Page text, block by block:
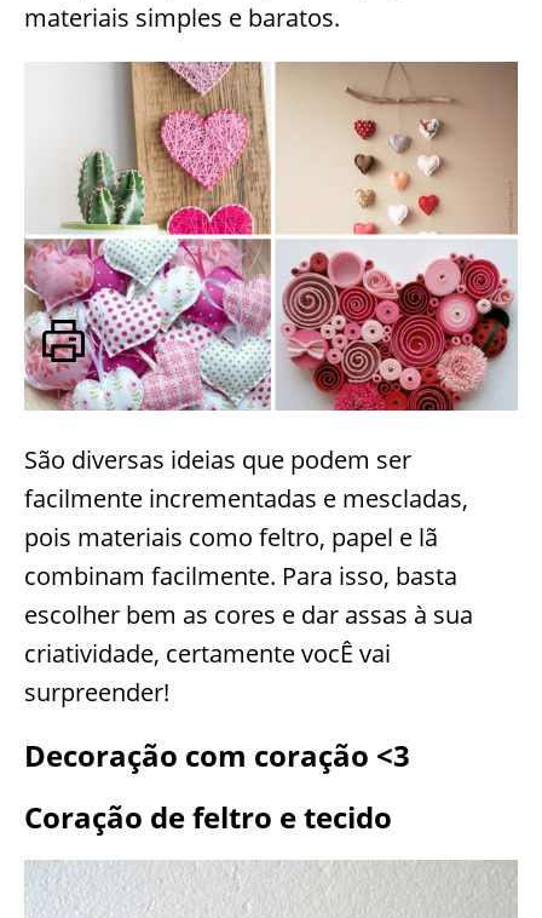
materiais simples e baratos.
São diversas ideias que podem ser
facilmente incrementadas e mescladas,
pois materiais como feltro, papel e lã
combinam facilmente. Para isso, basta
escolher bem as cores e dar assas à sua
criatividade, certamente vocÊ vai
surpreender!
Decoração com coração <3
Coração de feltro e tecido